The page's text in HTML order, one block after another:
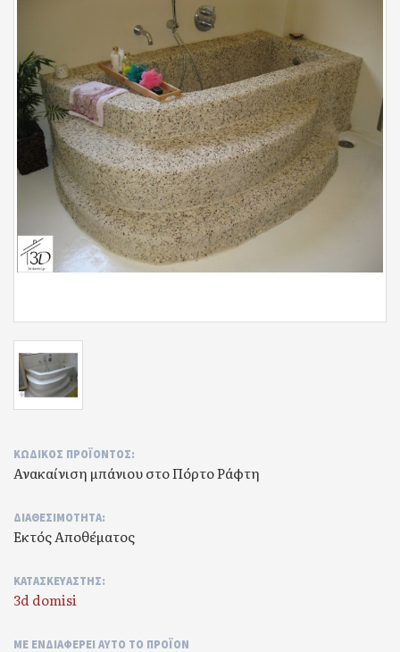
ΚΩΔΙΚΌΣ ΠΡΟΪΌΝΤΟΣ:
Ανακαίνιση μπάνιου στο Πόρτο Ράφτη
ΔΙΑΘΕΣΙΜΌΤΗΤΑ:
Εκτός Αποθέματος
ΚΑΤΑΣΚΕΥΑΣΤΉΣ:
3d domisi
ΜΕ ΕΝΔΙΑΦΈΡΕΙ ΑΥΤΌ ΤΟ ΠΡΟΪΟΝ